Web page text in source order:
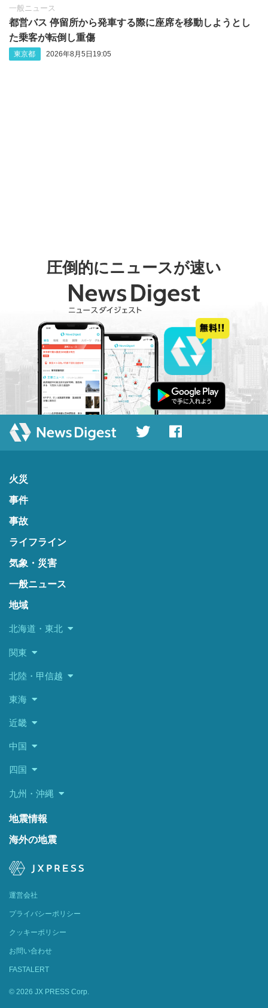
一般ニュース
都営バス 停留所から発車する際に座席を移動しようとし
た乗客が転倒し重傷
東京都 2026年8月5日19:05
圧倒的にニュースが速い
火災
事件
事故
ライフライン
気象・災害
一般ニュース
地域
北海道・東北
関東
北陸・甲信越
東海
近畿
中国
四国
九州・沖縄
地震情報
海外の地震
運営会社
プライバシーポリシー
クッキーポリシー
お問い合わせ
FASTALERT
© 2026 JX PRESS Corp.